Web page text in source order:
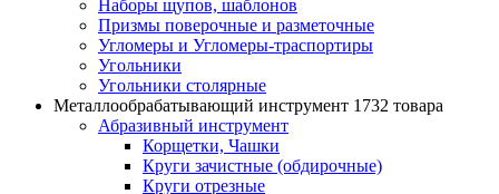
Наборы щупов, шаблонов
Призмы поверочные и разметочные
Угломеры и Угломеры-траспортиры
Угольники
Угольники столярные
Металлообрабатывающий инструмент 1732 товара
Абразивный инструмент
Корщетки, Чашки
Круги зачистные (обдирочные)
Круги отрезные